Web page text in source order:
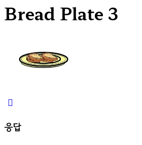
Bread Plate 3
응답